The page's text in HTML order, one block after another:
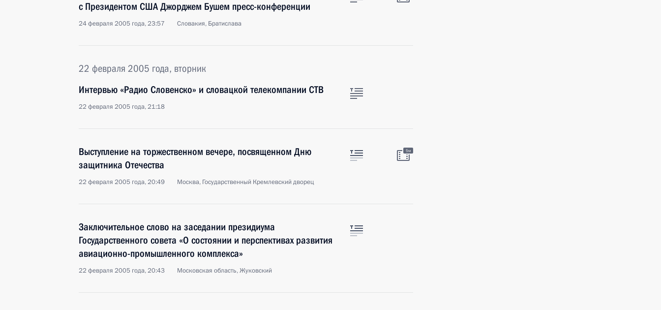
с Президентом США Джорджем Бушем пресс-конференции
24 февраля 2005 года, 23:57 Словакия, Братислава
22 февраля 2005 года, вторник
Интервью «Радио Словенско» и словацкой телекомпании СТВ
22 февраля 2005 года, 21:18
Выступление на торжественном вечере, посвященном Дню
защитника Отечества
22 февраля 2005 года, 20:49 Москва, Государственный Кремлевский дворец
5м
Заключительное слово на заседании президиума
Государственного совета «О состоянии и перспективах развития
авиационно-промышленного комплекса»
22 февраля 2005 года, 20:43 Московская область, Жуковский